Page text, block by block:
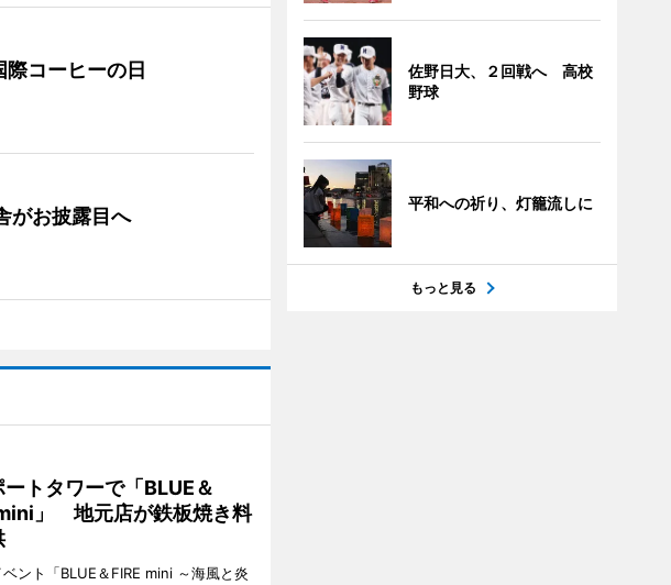
際コーヒーの日
がお披露目へ
トタワーで「BLUE＆
」 地元店が鉄板焼き料
ント「BLUE＆FIRE mini ～海風と炎
佐野日大、２回戦へ 高校
野球
平和への祈り、灯籠流しに
もっと見る